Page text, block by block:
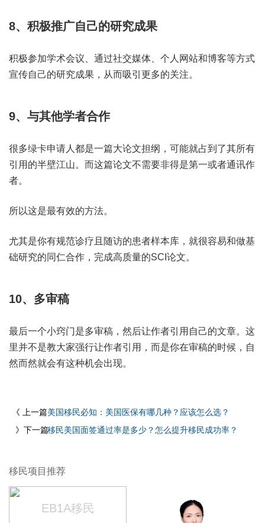
8、积极推广自己的研究成果
积极参加学术会议、通过社交媒体、个人网站和博客等方式
宣传自己的研究成果，从而吸引更多的关注。
9、与其他学者合作
很多绿卡申请人都是一篇大论文担纲，可能就占到了其所有
引用的半壁江山。而这篇论文不需要非得是第一或者通讯作
者。
所以这是最有效的方法。
尤其是你有规范诊疗且随访的患者样本库，就很容易和做基
础研究的同仁合作，完成高质量的SCI论文。
10、多审稿
最后一个小窍门是多审稿，然后让作者引用自己的文章。这
里并不是教大家强行让作者引用，而是你在审稿的时候，自
然而然就会有这种机会出现。
《 上一篇美国移民必知：美国医保有哪几种？应该怎么选？
》下一篇移民美国面签通过率是多少？怎么提升移民成功率？
移民项目推荐
EB1A移民